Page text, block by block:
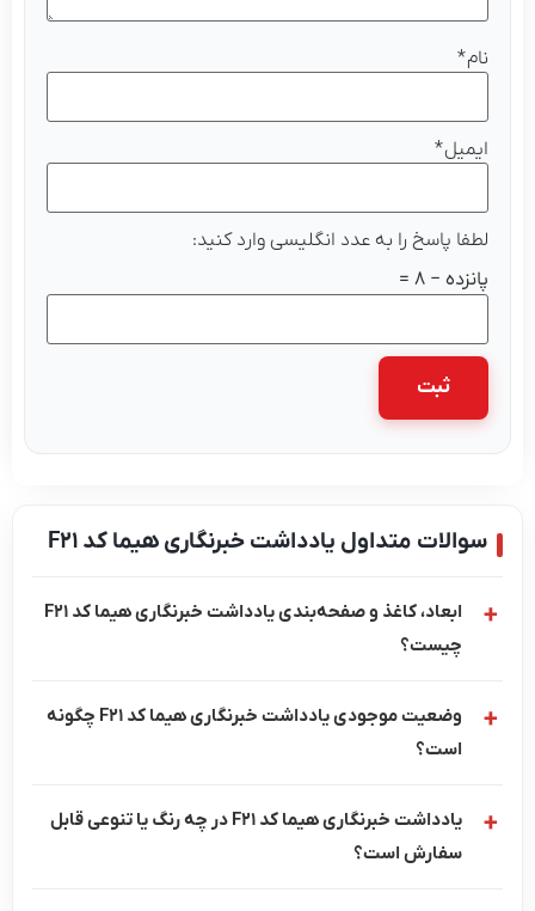
نام*
ایمیل*
لطفا پاسخ را به عدد انگلیسی وارد کنید:
پانزده − 8 =
سوالات متداول یادداشت خبرنگاری هیما کد F21
ابعاد، کاغذ و صفحه‌بندی یادداشت خبرنگاری هیما کد F21
چیست؟
وضعیت موجودی یادداشت خبرنگاری هیما کد F21 چگونه
است؟
یادداشت خبرنگاری هیما کد F21 در چه رنگ یا تنوعی قابل
سفارش است؟